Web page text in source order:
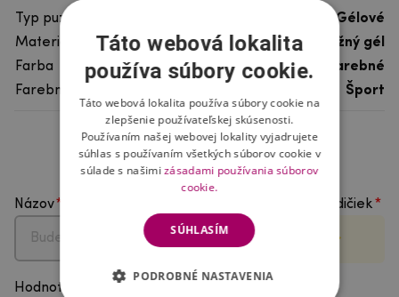
Typ puzdra
Gélové
Materiál
pružný gél
Farba
viacfarebné
Farebný motív
Šport
Hodnotenie produktu
Názov Vyberte počet hviezdičiek
Hodnotenie
Táto webová lokalita
používa súbory cookie.
Táto webová lokalita používa súbory cookie na
zlepšenie používateľskej skúsenosti.
Používaním našej webovej lokality vyjadrujete
súhlas s používaním všetkých súborov cookie v
súlade s našimizásadami používania súborov
cookie.
SÚHLASÍM
PODROBNÉ NASTAVENIA